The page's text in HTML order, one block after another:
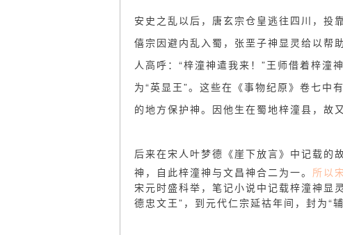
安史之乱以后，唐玄宗仓皇逃往四川，投
僖宗因避内乱入蜀，张垩子神显灵给以帮
人高呼：“梓潼神遣我来！”王师借着梓
为“英显王”。这些在《事物纪原》卷七中
的地方保护神。因他生在蜀地梓潼县，故
后来在宋人叶梦德《崖下放言》中记载的故
神，自此梓潼神与文昌神合二为一。 所以
宋元时盛科举，笔记小说中记载梓潼神显
德忠文王”，到元代仁宗延祜年间，封为“